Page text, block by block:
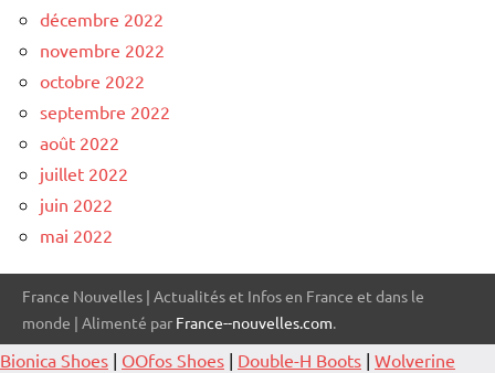
décembre 2022
novembre 2022
octobre 2022
septembre 2022
août 2022
juillet 2022
juin 2022
mai 2022
France Nouvelles | Actualités et Infos en France et dans le
monde | Alimenté par France--nouvelles.com.
Bionica Shoes | OOfos Shoes | Double-H Boots | Wolverine